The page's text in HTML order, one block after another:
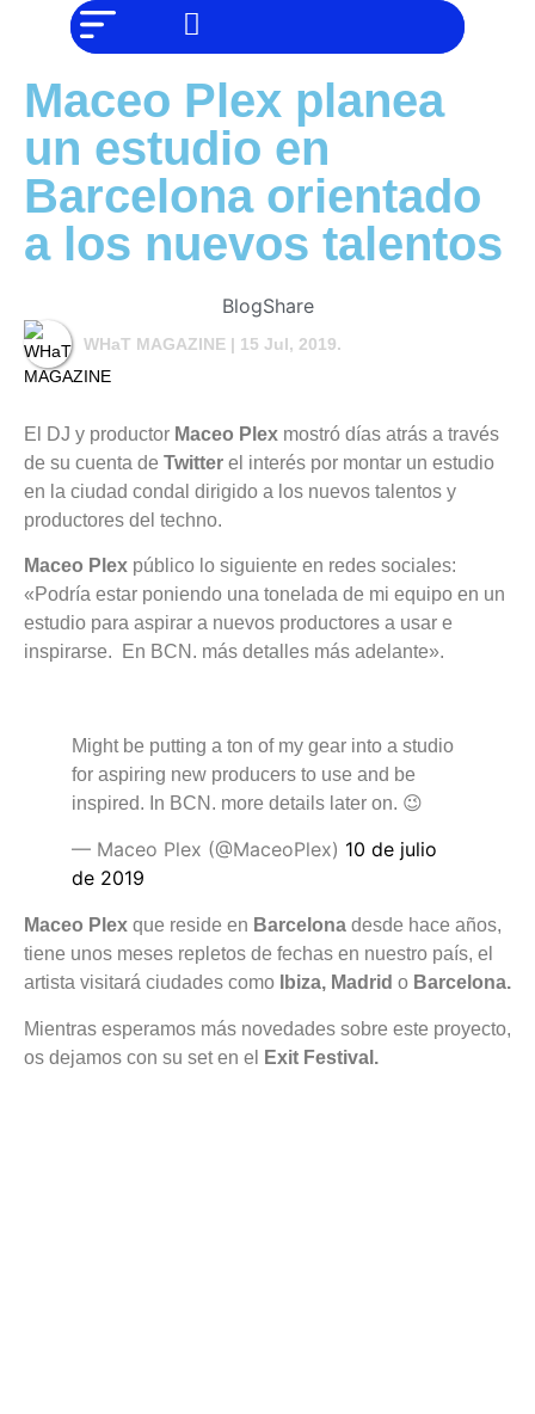
Entrevistas
Foodie
Cultura
Mix
Barras
Del
Música
PERO IGUAL
AYUDAR
Maceo Plex planea
un estudio en
Barcelona orientado
a los nuevos talentos
BlogShare
WHaT MAGAZINE | 15 Jul, 2019.
El DJ y productor Maceo Plex mostró días atrás a través
de su cuenta de Twitter el interés por montar un estudio
en la ciudad condal dirigido a los nuevos talentos y
productores del techno.
Maceo Plex público lo siguiente en redes sociales:
«Podría estar poniendo una tonelada de mi equipo en un
estudio para aspirar a nuevos productores a usar e
inspirarse. En BCN. más detalles más adelante».
Might be putting a ton of my gear into a studio
for aspiring new producers to use and be
inspired. In BCN. more details later on. 😉
— Maceo Plex (@MaceoPlex) 10 de julio
de 2019
Maceo Plex que reside en Barcelona desde hace años,
tiene unos meses repletos de fechas en nuestro país, el
artista visitará ciudades como
Ibiza, Madrid o Barcelona.
Mientras esperamos más novedades sobre este proyecto,
os dejamos con su set en el
Exit Festival.